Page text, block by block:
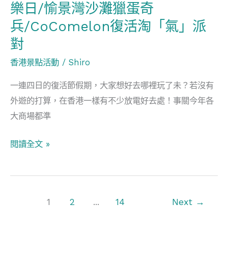
樂日/愉景灣沙灘獵蛋奇
兵/CoComelon復活淘「氣」派
對
香港景點活動 / Shiro
一連四日的復活節假期，大家想好去哪裡玩了未？若沒有
外遊的打算，在香港一樣有不少放電好去處！事關今年各
大商場都準
蛋
童
樂
日/
愉
景
灣
沙
獵
奇
閱讀全文 »
1 2 ... 14 Next →